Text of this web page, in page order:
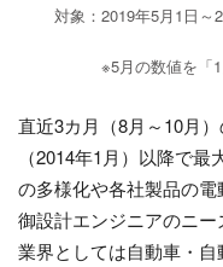
対象：2019年5月1日～
※5月の数値を「
直近3カ月（8月～10月
（2014年1月）以降で
の多様化や各社製品の
御設計エンジニアのニー
業界としては自動車・